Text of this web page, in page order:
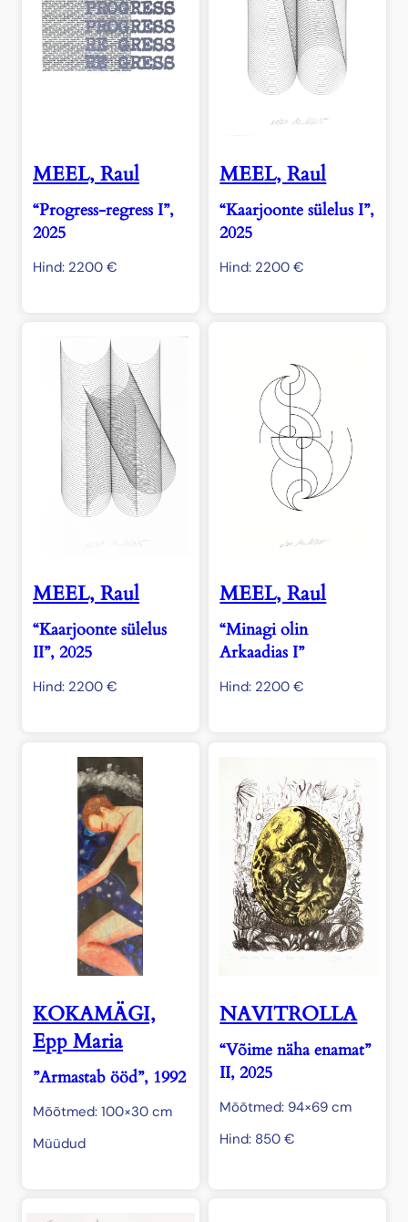
MEEL, Raul
“Progress-regress I”,
2025
Hind: 2200 €
MEEL, Raul
“Kaarjoonte sülelus I”,
2025
Hind: 2200€
MEEL, Raul
“Kaarjoonte sülelus
II”, 2025
Hind: 2200 €
MEEL, Raul
“Minagi olin
Arkaadias I”
Hind: 2200€
KOKAMÄGI,
Epp Maria
”Armastab ööd”, 1992
Mõõtmed: 100×30 cm
Müüdud
NAVITROLLA
“Võime näha enamat”
II, 2025
Mõõtmed: 94×69 cm
Hind: 850€